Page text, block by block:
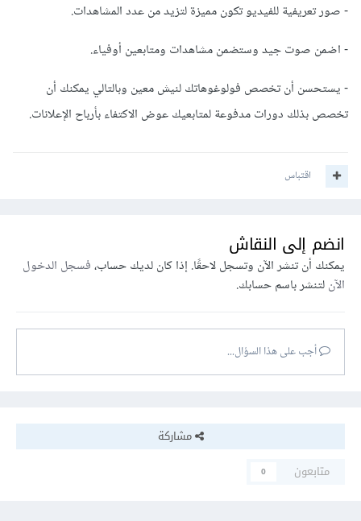
- صور تعريفية للفيديو تكون مميزة لتزيد من عدد المشاهدات.
- اضمن صوت جيد وستضمن مشاهدات ومتابعين أوفياء.
- يستحسن أن تخصص فولوغوهاتك لنيش معين وبالتالي يمكنك أن
تخصص بذلك دورات مدفوعة لمتابعيك عوض الاكتفاء بأرباح الإعلانات.
اقتباس
انضم إلى النقاش
يمكنك أن تنشر الآن وتسجل لاحقًا. إذا كان لديك حساب،فسجل الدخول
الآنلتنشر باسم حسابك.
أجب على هذا السؤال...
مشاركة
متابعون
0